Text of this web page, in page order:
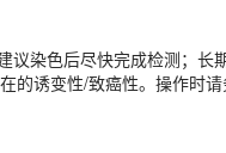
议染色后尽快完成检测；长
的诱变性/致癌性。操作时请